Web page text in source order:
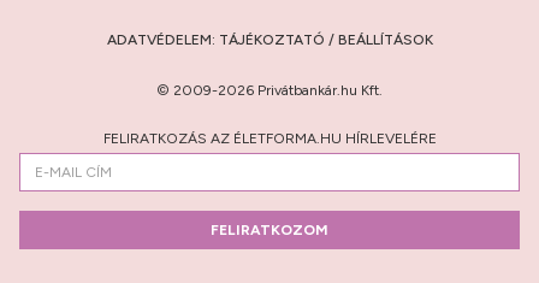
ADATVÉDELEM: TÁJÉKOZTATÓ / BEÁLLÍTÁSOK
© 2009-2026 Privátbankár.hu Kft.
FELIRATKOZÁS AZ ÉLETFORMA.HU HÍRLEVELÉRE
FELIRATKOZOM